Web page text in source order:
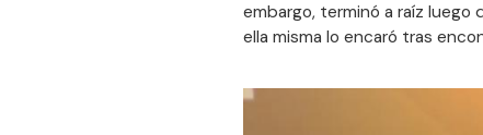
embargo, terminó a raíz
ella misma lo encaró tras